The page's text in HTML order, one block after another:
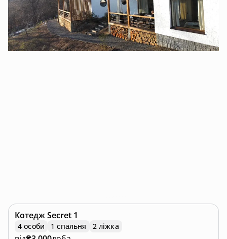
КотеджSecret 1
4 особи 1 спальня 2 ліжка